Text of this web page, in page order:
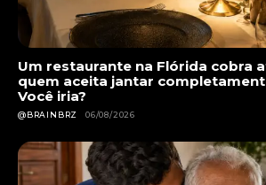
Um restaurante na Flórida cobra
quem aceita jantar
Você iria?
@BRAINBRZ 06/08/2026